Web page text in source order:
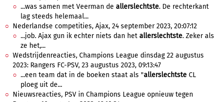
...was samen met Veerman de allerslechtste. De rechterkant
lag steeds helemaal...
Nederlandse competities, Ajax, 24 september 2023, 20:07:12
...job. Ajax gun ik echter niets dan het allerslechtste. Zeker als
ze het,...
Wedstrijdenreacties, Champions League dinsdag 22 augustus
2023: Rangers FC-PSV, 23 augustus 2023, 09:13:47
...een team dat in de boeken staat als "allerslechtste CL
ploeg uit de...
Nieuwsreacties, PSV in Champions League opnieuw tegen